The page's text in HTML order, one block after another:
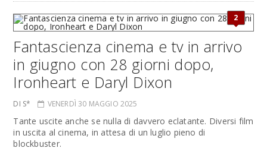
2
Fantascienza cinema e tv in arrivo
in giugno con 28 giorni dopo,
Ironheart e Daryl Dixon
DI S* VENERDÌ 30 MAGGIO 2025
Tante uscite anche se nulla di davvero eclatante. Diversi film
in uscita al cinema, in attesa di un luglio pieno di
blockbuster.